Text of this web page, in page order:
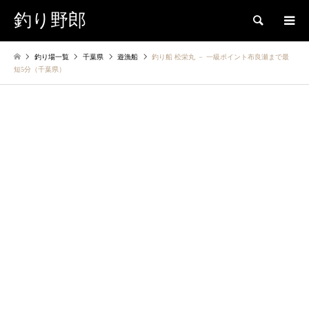
釣り野郎 検索
釣り場一覧 千葉県 遊漁船
釣り船 松栄丸 － 一級ポイント布良瀬まで最
短5分（千葉県）